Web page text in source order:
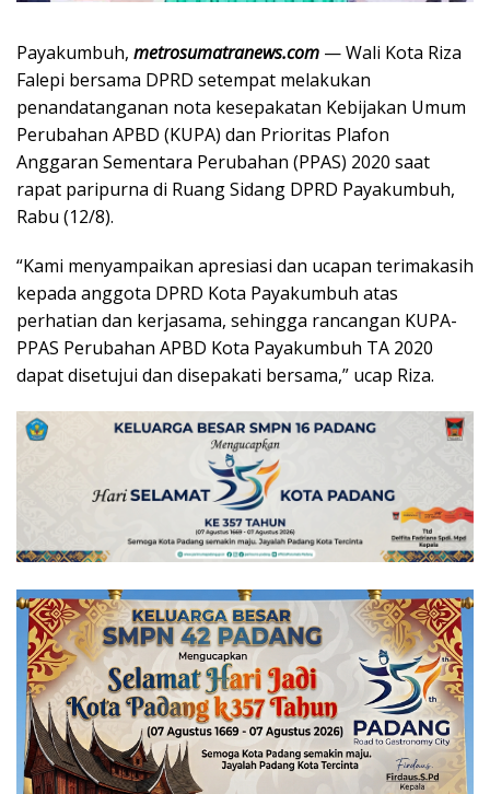
Payakumbuh, metrosumatranews.com — Wali Kota Riza
Falepi bersama DPRD setempat melakukan
penandatanganan nota kesepakatan Kebijakan Umum
Perubahan APBD (KUPA) dan Prioritas Plafon
Anggaran Sementara Perubahan (PPAS) 2020 saat
rapat paripurna di Ruang Sidang DPRD Payakumbuh,
Rabu (12/8).
“Kami menyampaikan apresiasi dan ucapan terimakasih
kepada anggota DPRD Kota Payakumbuh atas
perhatian dan kerjasama, sehingga rancangan KUPA-
PPAS Perubahan APBD Kota Payakumbuh TA 2020
dapat disetujui dan disepakati bersama,” ucap Riza.